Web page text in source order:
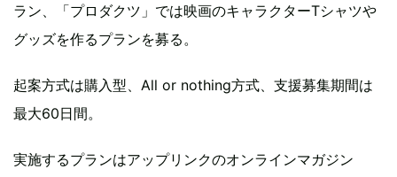
ラン、「プロダクツ」では映画のキャラクターTシャツや
グッズを作るプランを募る。
起案方式は購入型、All or nothing方式、支援募集期間は
最大60日間。
実施するプランはアップリンクのオンラインマガジン